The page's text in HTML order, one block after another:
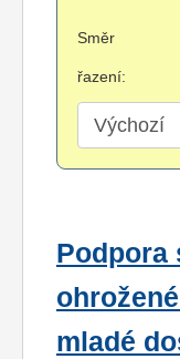
Směr
řazení:
Podpora
mladé